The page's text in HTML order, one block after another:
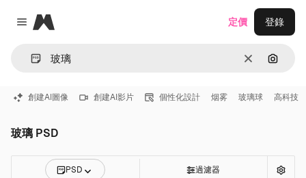
Close menu
Magnific
清除 通過圖
定價 登錄
創建AI圖像 創建AI影片 個性化設計 烟雾 玻璃球 高科技
玻璃 PSD
PSD 過濾器